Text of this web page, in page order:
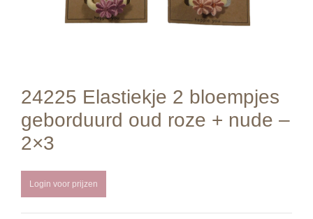
24225 Elastiekje 2 bloempjes
geborduurd oud roze + nude –
2×3
Login voor prijzen